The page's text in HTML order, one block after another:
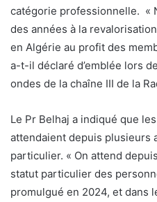
catégorie professionnelle. «
des années à la
en Algérie au profit des
a-t-il déclaré d’emblée lors
ondes de la chaîne III de la
Le Pr Belhaj a indiqué que
attendaient depuis plusieurs
particulier. « On attend
statut particulier des
promulgué en 2024, et dans